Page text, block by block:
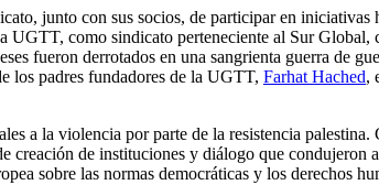
junto con sus socios, de participar en iniciativas
como sindicato perteneciente al Sur Global,
fueron derrotados en una sangrienta guerra de
los padres fundadores de la UGTT, Farhat Hached,
a la violencia por parte de la resistencia palestina.
creación de instituciones y diálogo que condujeron
sobre las normas democráticas y los derechos